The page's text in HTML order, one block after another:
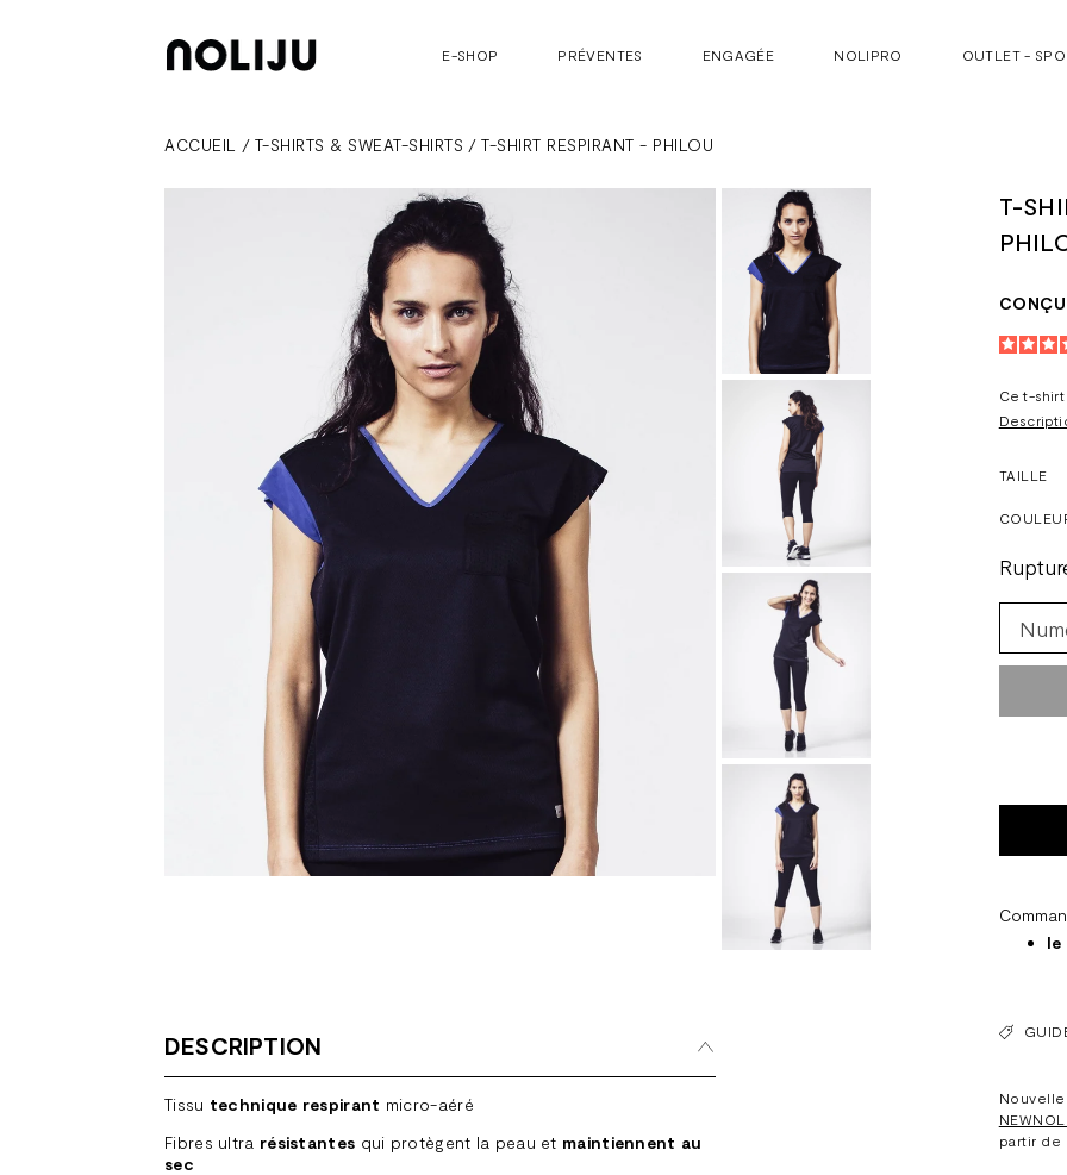
E-SHOP PRÉVENTES ENGAGÉE NOLIPRO OUTLET -
ACCUEIL / T-SHIRTS & SWEAT-SHIRTS / T-SHIRT RESPIRANT - PHILOU
DESCRIPTION
Tissu technique respirant micro-aéré
Fibres ultra résistantes qui protègent la peau et maintiennent au
sec
T-
Ce t-
TAILLE
le
partir de